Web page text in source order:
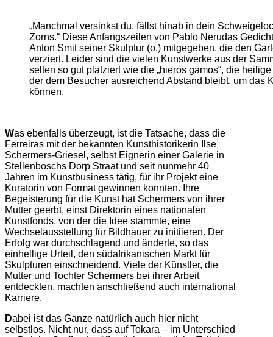
„Manchmal versinkst du, fällst hinab in dein
Zorns.“ Diese Anfangszeilen von Pablo Nerudas
Anton Smit seiner Skulptur (o.) mitgegeben, die den
verziert. Leider sind die vielen Kunstwerke aus der
selten so gut platziert wie die „hieros gamos“, die
der dem Besucher ausreichend Abstand bleibt, um das
können.
Was ebenfalls überzeugt, ist die Tatsache, dass die
Ferreiras mit der bekannten Kunsthistorikerin Ilse
Schermers-Griesel, selbst Eignerin einer Galerie in
Stellenboschs Dorp Straat und seit nunmehr 40
Jahren im Kunstbusiness tätig, für ihr Projekt eine
Kuratorin von Format gewinnen konnten. Ihre
Begeisterung für die Kunst hat Schermers von ihrer
Mutter geerbt, einst Direktorin eines nationalen
Kunstfonds, von der die Idee stammte, eine
Wechselausstellung für Bildhauer zu initiieren. Der
Erfolg war durchschlagend und änderte, so das
einhellige Urteil, den südafrikanischen Markt für
Skulpturen einschneidend. Viele der Künstler, die
Mutter und Tochter Schermers bei ihrer Arbeit
entdeckten, machten anschließend auch international
Karriere.
Dabei ist das Ganze natürlich auch hier nicht
selbstlos. Nicht nur, dass auf Tokara – im Unterschied